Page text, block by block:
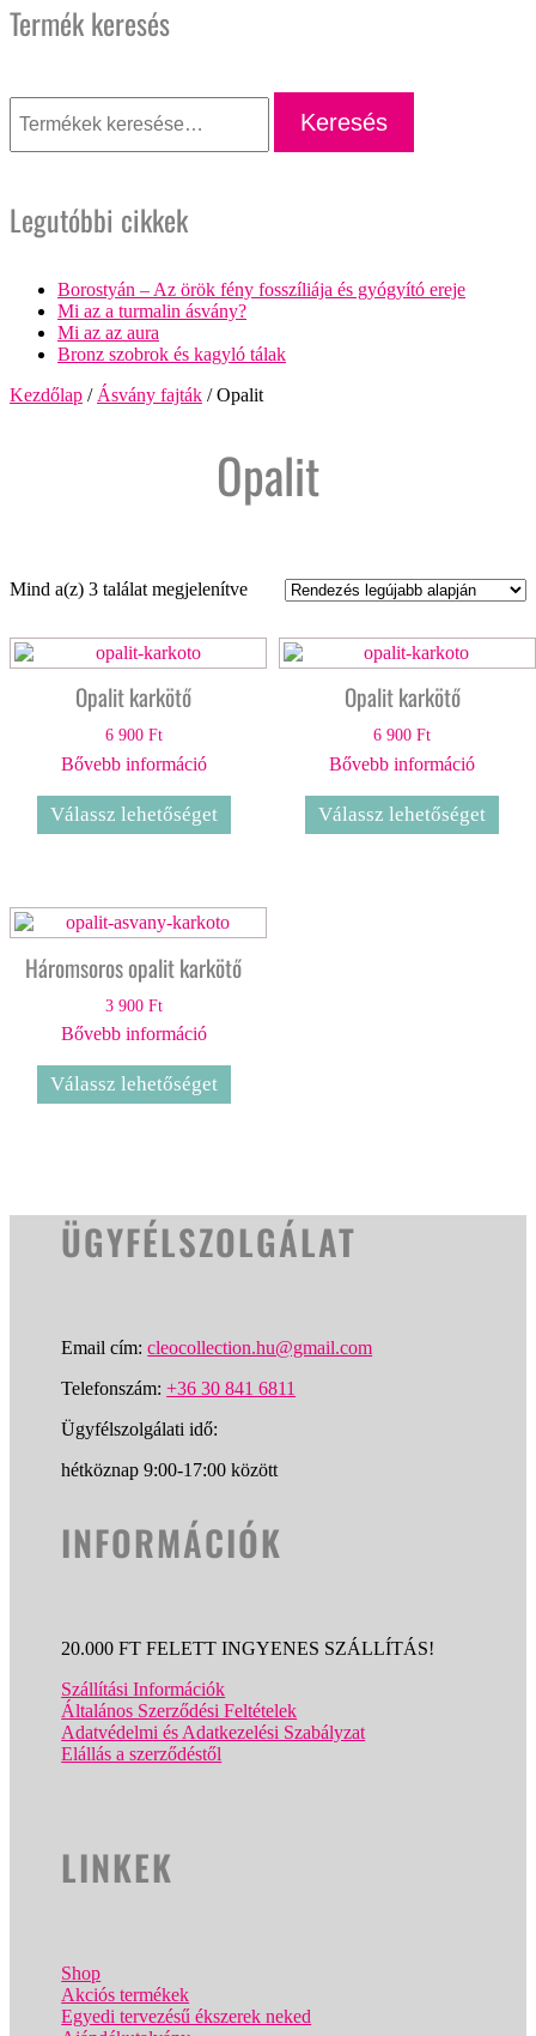
Kezdőlap / Ásvány fajták / Opalit
Opalit
Mind a(z) 3 találat megjelenítveSorted
Opalit karkötő
6 900 Ft
Bővebb információ
Válassz lehetőséget
Opalit karkötő
6 900Ft
Bővebb információ
Válassz lehetőséget
Háromsoros opalit karkötő
3 900 Ft
Bővebb információ
Válassz lehetőséget
Termék keresés
következőre:
Keresés
Legutóbbi cikkek
Borostyán – Az örök fény fosszíliája és gyógyító ereje
Mi az a turmalin ásvány?
Mi az az aura
Bronz szobrok és kagyló tálak
ÜGYFÉLSZOLGÁLAT
Email cím:cleocollection.hu@gmail.com
Telefonszám:+36 30 841 6811
Ügyfélszolgálati idő:
hétköznap 9:00-17:00 között
INFORMÁCIÓK
20.000 FT FELETT INGYENES SZÁLLÍTÁS!
Szállítási Információk
Általános Szerződési Feltételek
Adatvédelmi és Adatkezelési Szabályzat
Elállás a szerződéstől
LINKEK
Shop
Akciós termékek
Egyedi tervezésű ékszerek neked